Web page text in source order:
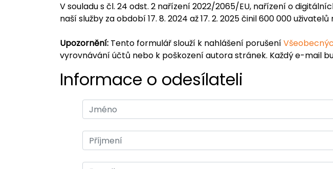
V souladu s čl. 24 odst. 2 nařízení 2022/2065/EU, nařízení o
naší služby za období 17. 8. 2024 až 17. 2. 2025 činil 600 000
Upozornění: Tento formulář slouží k nahlášení porušení
vyrovnávání účtů nebo k poškození autora stránek. Každý e-mail
Informace o odesílateli